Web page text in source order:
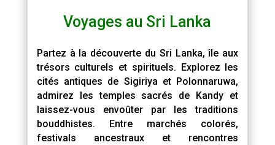
Voyages au Sri Lanka
Partez à la découverte du Sri Lanka, île aux
trésors culturels et spirituels. Explorez les
cités antiques de Sigiriya et Polonnaruwa,
admirez les temples sacrés de Kandy et
laissez-vous envoûter par les traditions
bouddhistes. Entre marchés colorés,
festivals ancestraux et rencontres